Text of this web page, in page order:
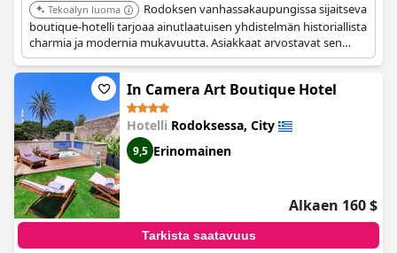
Tekoälyn luoma
Rodoksen vanhassakaupungissa sijaitseva
boutique-hotelli tarjoaa ainutlaatuisen yhdistelmän historiallista
charmia ja modernia mukavuutta. Asiakkaat arvostavat sen
keskeistä sijaintia ja henkilökohtaista palvelua. Hotellin
omaleimainen luonne ja yksityiskohtiin kiinnitetty huomio
luovat unohtumattoman kokemuksen.
In Camera Art Boutique Hotel
Hotelli Rodoksessa, City
9,5 Erinomainen
Alkaen 160 $
Tarkista saatavuus